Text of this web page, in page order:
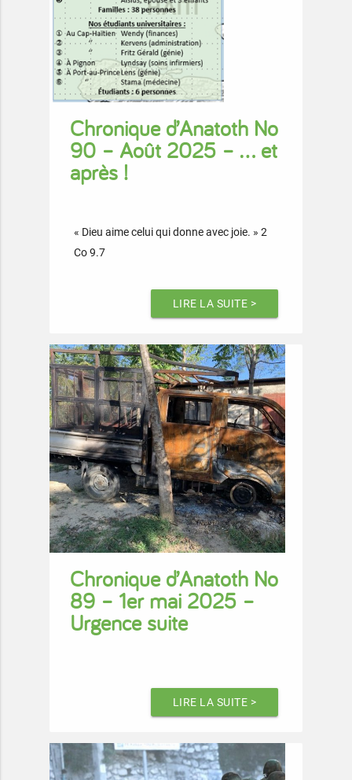
Chronique d’Anatoth No
90 – Août 2025 – … et
après !
« Dieu aime celui qui donne avec joie. » 2
Co 9.7
LIRE LA SUITE >
Chronique d’Anatoth No
89 – 1er mai 2025 –
Urgence suite
LIRE LA SUITE >